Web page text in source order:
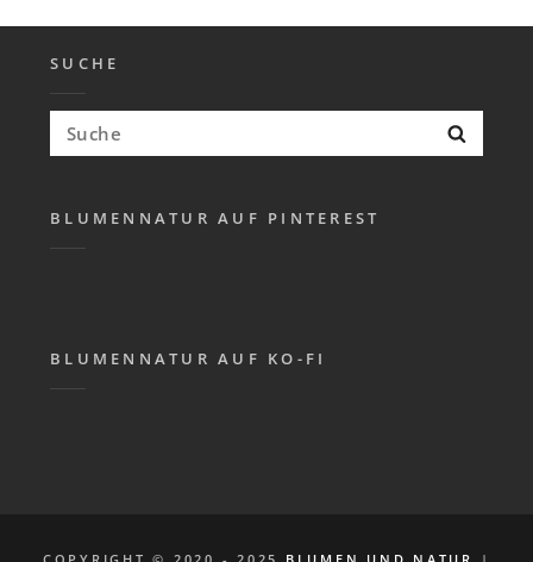
SUCHE
Suchen
nach:
BLUMENNATUR AUF PINTEREST
BLUMENNATUR AUF KO-FI